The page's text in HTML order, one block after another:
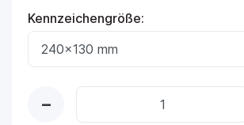
Kennzeichengröße:
-